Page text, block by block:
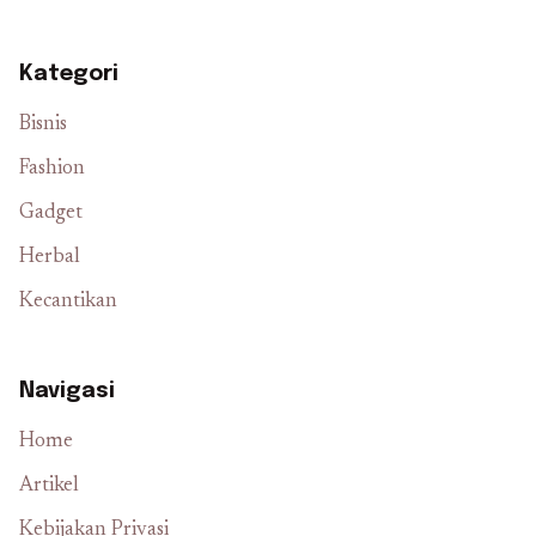
Kategori
Bisnis
Fashion
Gadget
Herbal
Kecantikan
Navigasi
Home
Artikel
Kebijakan Privasi